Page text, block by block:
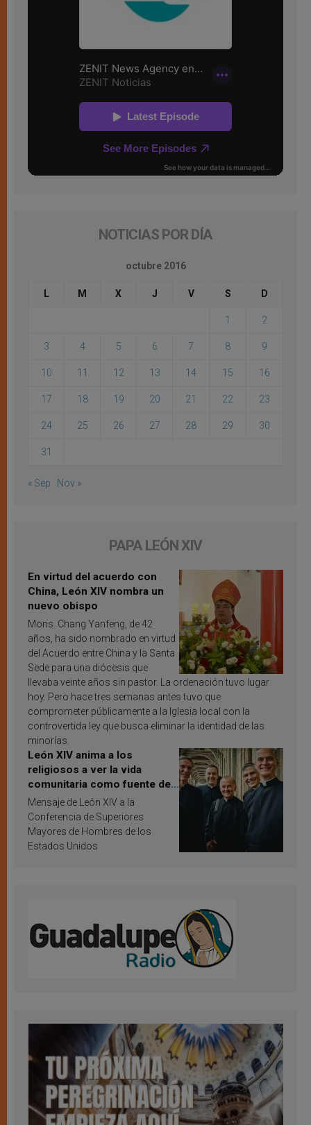
NOTICIAS POR DÍA
octubre 2016
L M X J V S D
1 2
3 4 5 6 7 8 9
10 11 12 13 14 15 16
17 18 19 20 21 22 23
24 25 26 27 28 29 30
31
« Sep Nov »
PAPA LEÓN XIV
En virtud del acuerdo con
China, León XIV nombra un
nuevo obispo
Mons. Chang Yanfeng, de 42
años, ha sido nombrado en virtud
del Acuerdo entre China y la Santa
Sede para una diócesis que
llevaba veinte años sin pastor. La ordenación tuvo lugar
hoy. Pero hace tres semanas antes tuvo que
comprometer públicamente a la Iglesia local con la
controvertida ley que busca eliminar la identidad de las
minorías.
León XIV anima a los
religiosos a ver la vida
comunitaria como fuente de
inspiración y santificación
Mensaje de León XIV a la
Conferencia de Superiores
Mayores de Hombres de los
Estados Unidos